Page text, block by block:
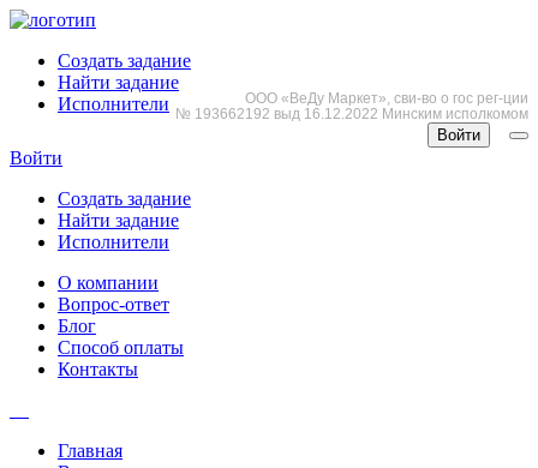
Создать задание
Найти задание
Исполнители
ООО «ВеДу Маркет», сви-во о гос рег-ции
№ 193662192 выд 16.12.2022 Минским исполкомом
Войти
Войти
Создать задание
Найти задание
Исполнители
О компании
Вопрос-ответ
Блог
Способ оплаты
Контакты
Главная